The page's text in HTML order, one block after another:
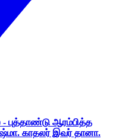
- புத்தாண்டு ஆரம்பித்த
காதலர் இவர் தானா.